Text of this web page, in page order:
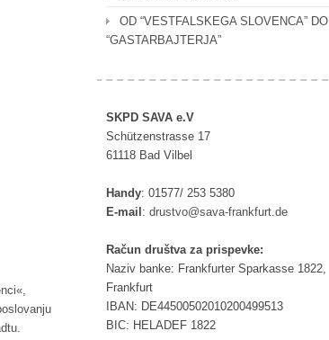
OD “VESTFALSKEGA SLOVENCA” DO
“GASTARBAJTERJA”
SKPD SAVA e.V
Schützenstrasse 17
61118 Bad Vilbel
Handy: 01577/ 253 5380
E-mail : ed.tr
ufkna
rf-av
as@ov
tsurd
Račun društva za prispevke:
Naziv banke: Frankfurter Sparkasse 1822,
Frankfurt
IBAN: DE44500502010200499513
BIC: HELADEF 1822